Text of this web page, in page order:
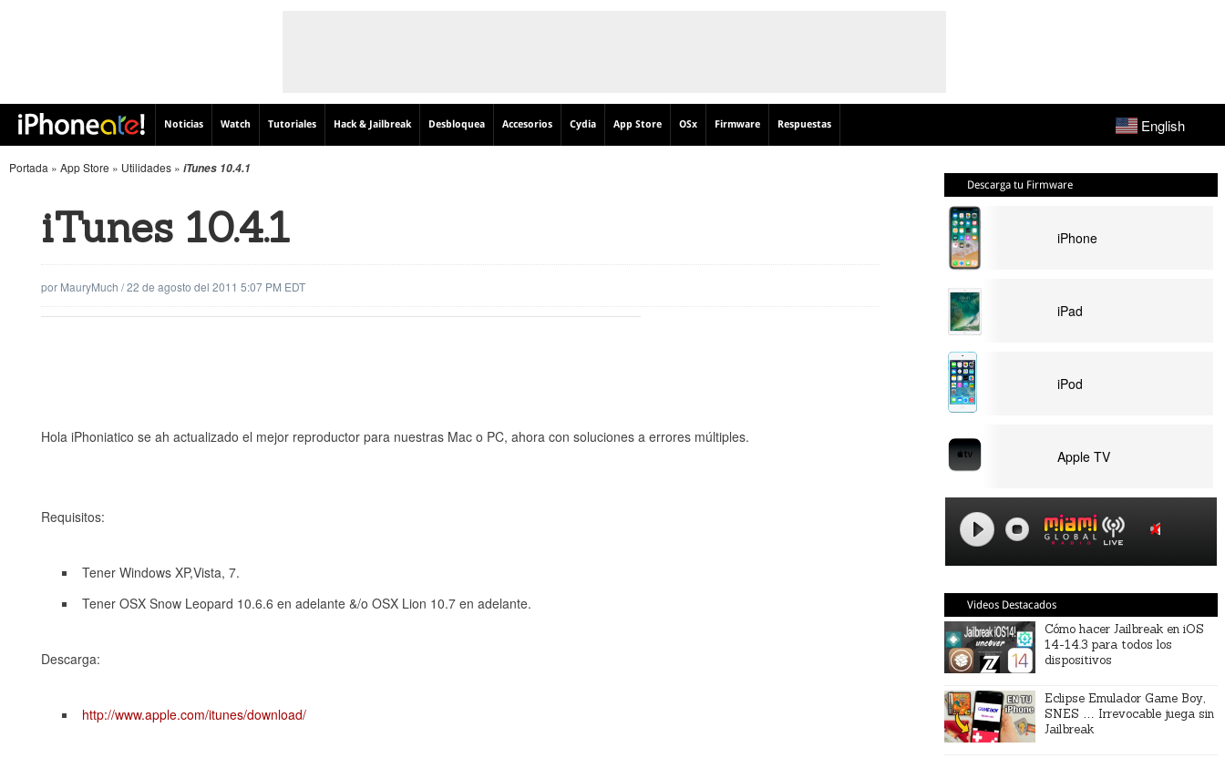
Noticias Watch Tutoriales Hack & Jailbreak Desbloquea Accesorios Cydia App Store OSx Firmware Respuestas English
Portada » App Store » Utilidades » iTunes 10.4.1
iTunes 10.4.1
por MauryMuch /22 de agosto del 2011 5:07 PM EDT
Hola iPhoniatico se ah actualizado el mejor reproductor para nuestras Mac o PC, ahora con soluciones a errores múltiples.
Requisitos:
Tener Windows XP,Vista, 7.
Tener OSX Snow Leopard 10.6.6 en adelante &/o OSX Lion 10.7 en adelante.
Descarga:
http://www.apple.com/itunes/download/
Descarga tu Firmware
iPhone
iPad
iPod
Apple TV
Videos Destacados
Cómo hacer Jailbreak en iOS
14-14.3 para todos los
dispositivos
Eclipse Emulador Game Boy,
SNES … Irrevocable juega sin
Jailbreak